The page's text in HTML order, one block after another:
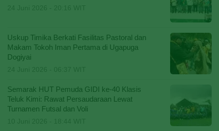
Uskup Timika Berkati Fasilitas Pastoral dan
Makam Tokoh Iman Pertama di Ugapuga
Dogiyai
Semarak HUT Pemuda GIDI ke-40 Klasis
Teluk Kimi: Rawat Persaudaraan Lewat
Turnamen Futsal dan Voli